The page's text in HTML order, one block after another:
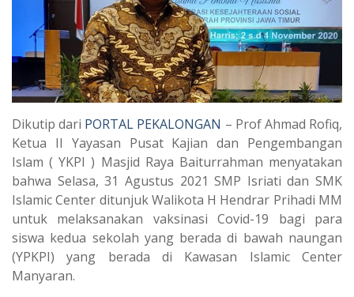
Dikutip dari PORTAL PEKALONGAN – Prof Ahmad Rofiq,
Ketua II Yayasan Pusat Kajian dan Pengembangan
Islam ( YKPI ) Masjid Raya Baiturrahman menyatakan
bahwa Selasa, 31 Agustus 2021 SMP Isriati dan SMK
Islamic Center ditunjuk Walikota H Hendrar Prihadi MM
untuk melaksanakan vaksinasi Covid-19 bagi para
siswa kedua sekolah yang berada di bawah naungan
(YPKPI) yang berada di Kawasan Islamic Center
Manyaran.